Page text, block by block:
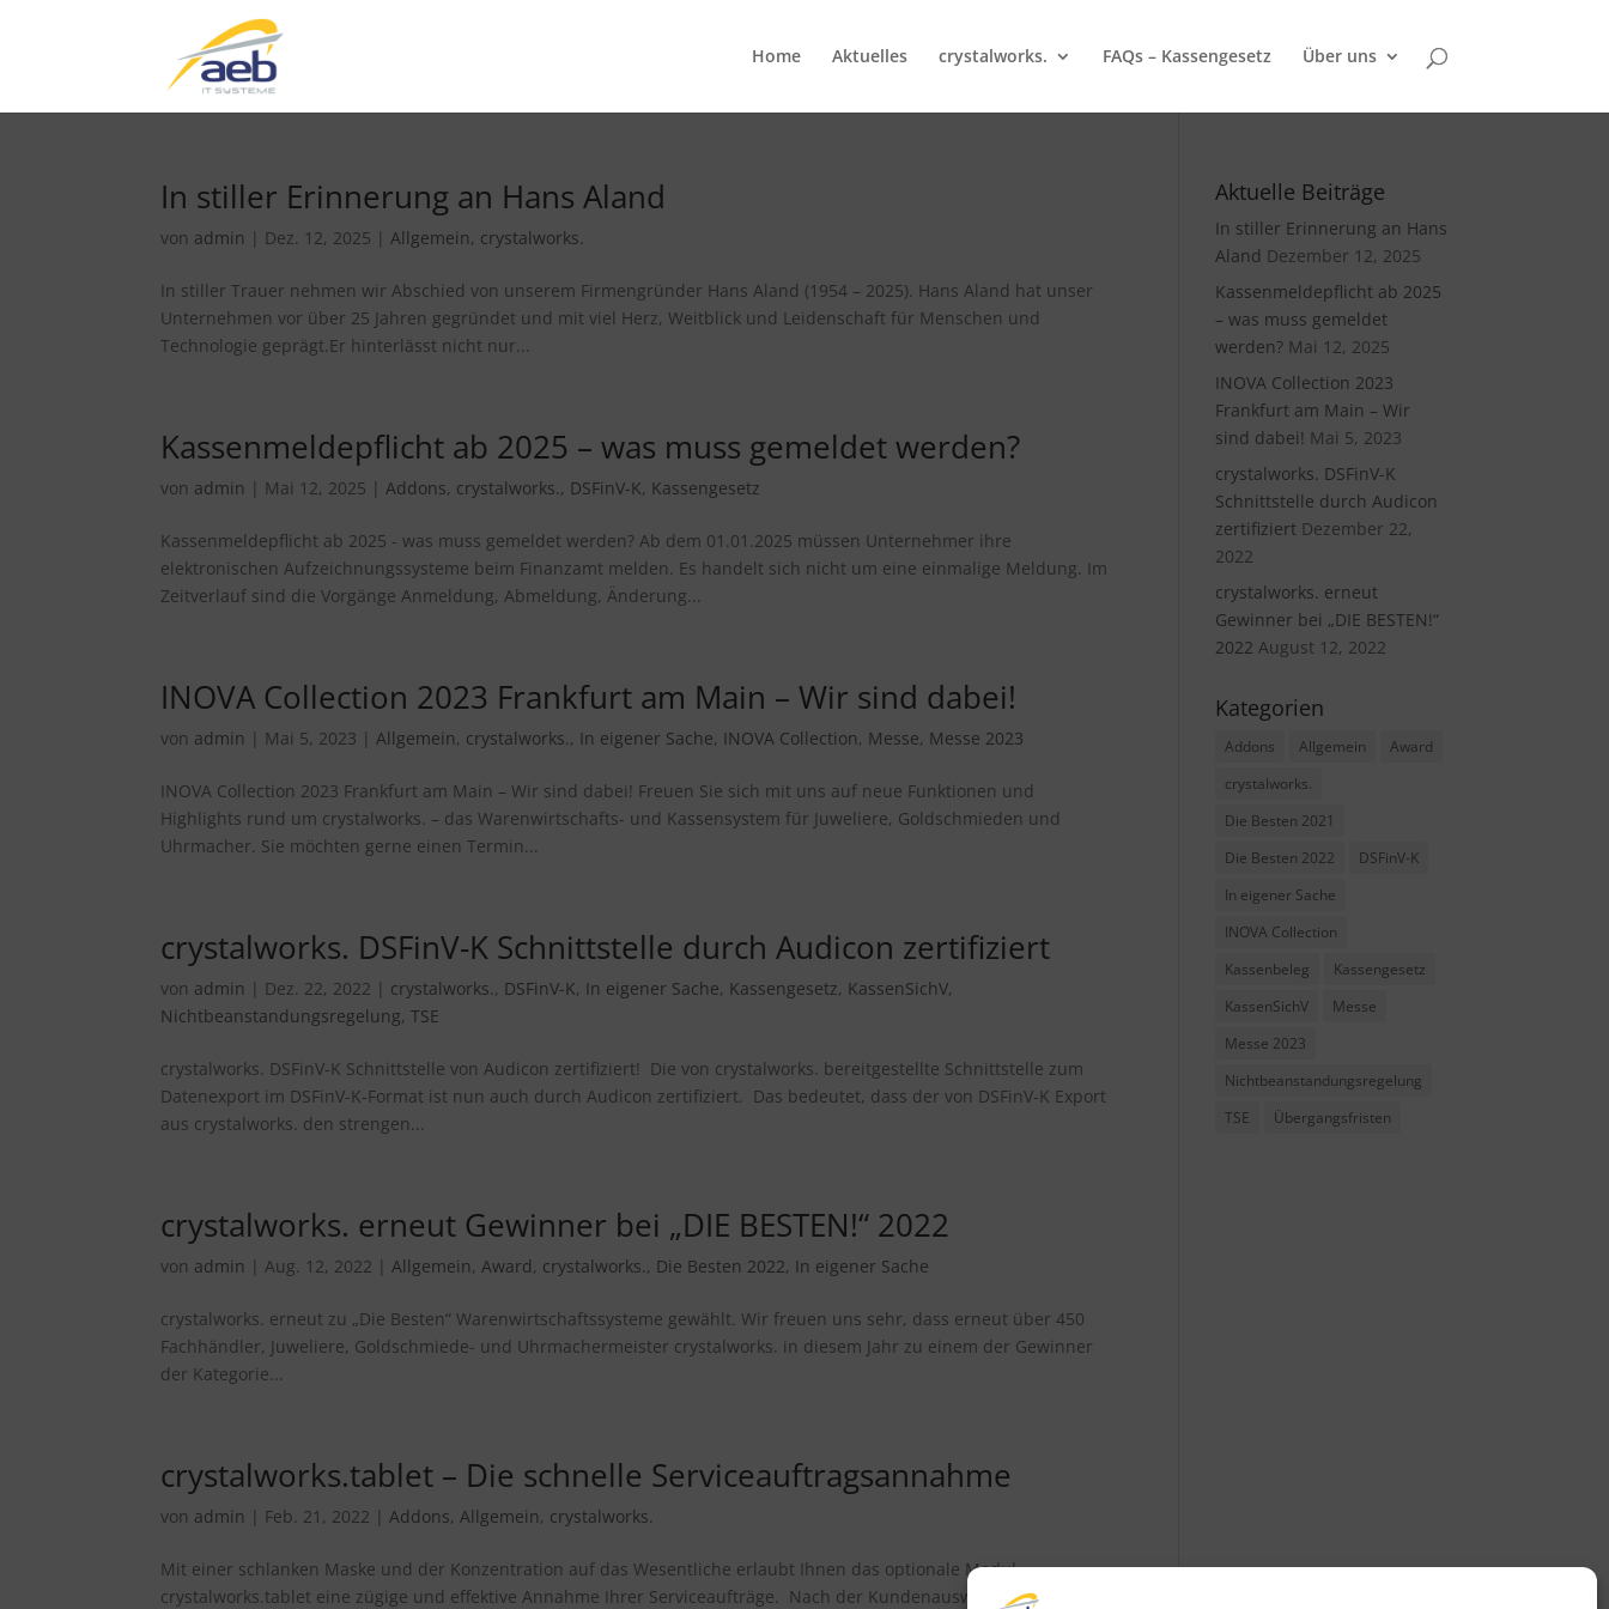
Home Aktuelles crystalworks. FAQs – Kassengesetz Über uns
In stiller Erinnerung an Hans Aland
von admin | Dez. 12, 2025 |Allgemein, crystalworks.
In stiller Trauer nehmen wir Abschied von unserem Firmengründer Hans Aland (1954 – 2025). Hans Aland hat unser
Unternehmen vor über 25 Jahren gegründet und mit viel Herz, Weitblick und Leidenschaft für Menschen und
Technologie geprägt.Er hinterlässt nicht nur...
Kassenmeldepflicht ab 2025 – was muss gemeldet werden?
von admin | Mai 12, 2025 |Addons, crystalworks., DSFinV-K, Kassengesetz
Kassenmeldepflicht ab 2025 - was muss gemeldet werden? Ab dem 01.01.2025 müssen Unternehmer ihre
elektronischen Aufzeichnungssysteme beim Finanzamt melden. Es handelt sich nicht um eine einmalige Meldung. Im
Zeitverlauf sind die Vorgänge Anmeldung, Abmeldung, Änderung...
INOVA Collection 2023 Frankfurt am Main – Wir sind dabei!
von admin | Mai 5, 2023 |Allgemein, crystalworks., In eigener Sache, INOVA Collection, Messe, Messe 2023
INOVA Collection 2023 Frankfurt am Main – Wir sind dabei! Freuen Sie sich mit uns auf neue Funktionen und
Highlights rund um crystalworks. – das Warenwirtschafts- und Kassensystem für Juweliere, Goldschmieden und
Uhrmacher. Sie möchten gerne einen Termin...
crystalworks. DSFinV-K Schnittstelle durch Audicon zertifiziert
von admin | Dez. 22, 2022 | crystalworks., DSFinV-K, In eigener Sache, Kassengesetz, KassenSichV,
Nichtbeanstandungsregelung,TSE
crystalworks. DSFinV-K Schnittstelle von Audicon zertifiziert! Die von crystalworks. bereitgestellte Schnittstelle zum
Datenexport im DSFinV-K-Format ist nun auch durch Audicon zertifiziert. Das bedeutet, dass der von DSFinV-K Export
aus crystalworks. den strengen...
crystalworks. erneut Gewinner bei „DIE BESTEN!“ 2022
von admin |Aug. 12, 2022 |Allgemein,Award, crystalworks., Die Besten 2022, In eigener Sache
crystalworks. erneut zu „Die Besten“ Warenwirtschaftssysteme gewählt. Wir freuen uns sehr, dass erneut über 450
Fachhändler, Juweliere, Goldschmiede- und Uhrmachermeister crystalworks. in diesem Jahr zu einem der Gewinner
der Kategorie...
crystalworks.tablet – Die schnelle Serviceauftragsannahme
von admin | Feb. 21, 2022 |Addons,Allgemein, crystalworks.
Mit einer schlanken Maske und der Konzentration auf das Wesentliche erlaubt Ihnen das optionale Modul
crystalworks.tablet eine zügige und effektive Annahme Ihrer Serviceaufträge. Nach der Kundenauswahl.. .. können
Aktuelle Beiträge
In stiller Erinnerung an Hans
Aland Dezember 12, 2025
Kassenmeldepflicht ab 2025
– was muss gemeldet
werden? Mai 12, 2025
INOVA Collection 2023
Frankfurt am Main – Wir
sind dabei! Mai 5, 2023
crystalworks. DSFinV-K
Schnittstelle durch Audicon
zertifiziert Dezember 22,
2022
crystalworks. erneut
Gewinner bei „DIE BESTEN!“
2022 August 12, 2022
Kategorien
Addons Allgemein
Award
crystalworks.
Die Besten 2021
Die Besten 2022
DSFinV-K
In eigener Sache
INOVA Collection
Kassenbeleg
Kassengesetz
KassenSichV
Messe
Messe 2023
Nichtbeanstandungsregelung
TSE
Übergangsfristen